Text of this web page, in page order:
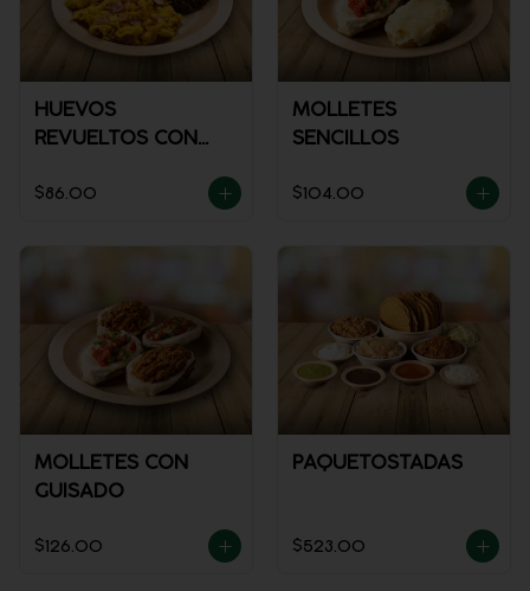
HUEVOS
REVUELTOS CON
$86.00
MOLLETES
SENCILLOS
$104.00
MOLLETES CON
GUISADO
$126.00
PAQUETOSTADAS
$523.00